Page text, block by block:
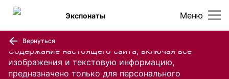
Содержание настоящего сайта, включая все
изображения и текстовую информацию,
предназначено только для персонального
Меню
Экспонаты
Вернуться